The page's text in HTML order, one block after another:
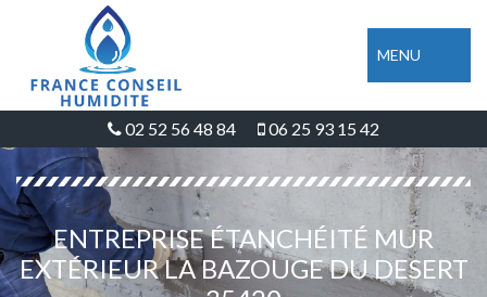
MENU
02 52 56 48 84 06 25 93 15 42
ENTREPRISE ÉTANCHÉITÉ MUR
EXTÉRIEUR LA BAZOUGE DU DESERT